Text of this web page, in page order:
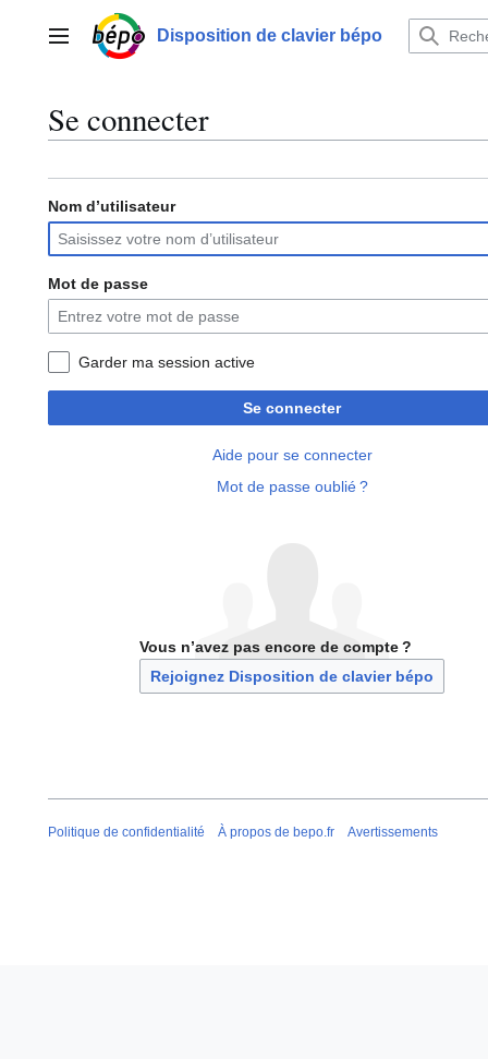
contenuMenu principalDisposition de clavier bépo
Se connecter
Nom d’utilisateur
Mot de passe
Garder ma session active
Se connecter
Aide pour se connecter
Mot de passe oublié ?
Vous n’avez pas encore de compte ?
Rejoignez Disposition de clavier bépo
Politique de confidentialité À propos de bepo.fr Avertissements